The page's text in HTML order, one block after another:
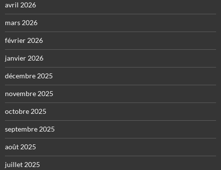
avril 2026
mars 2026
février 2026
janvier 2026
décembre 2025
novembre 2025
octobre 2025
septembre 2025
août 2025
juillet 2025